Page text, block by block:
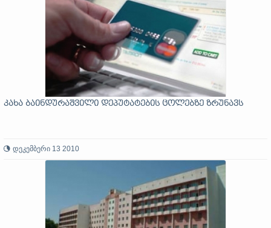
კახა ბაინდურაშვილი დეპუტატების ცოლებზე ზრუნავს
დეკემბერი 13 2010